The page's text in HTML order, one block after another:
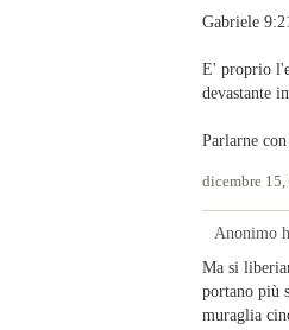
Gabriele
E' proprio
devastante
Parlarne
dicembre
Anonimo
Ma si
portano più
muraglia